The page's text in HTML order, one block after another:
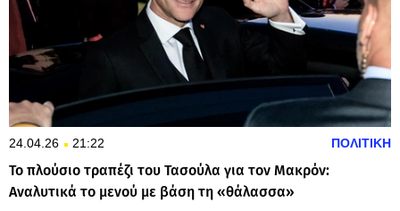
24.04.26 21:22 ΠΟΛΙΤΙΚΗ
Το πλούσιο τραπέζι του Τασούλα για τον Μακρόν:
Αναλυτικά το μενού με βάση τη «θάλασσα»